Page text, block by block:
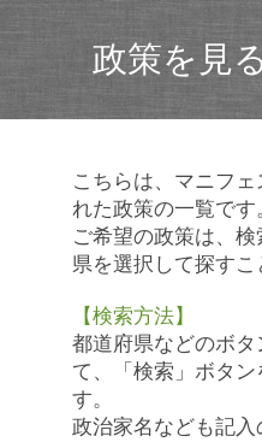
政策を見
こちらは、マニフ
れた政策の一覧です
ご希望の政策は、
県を選択して探すこ
【検索方法】
都道府県などのボ
て、「検索」ボタ
す。
政治家名なども記